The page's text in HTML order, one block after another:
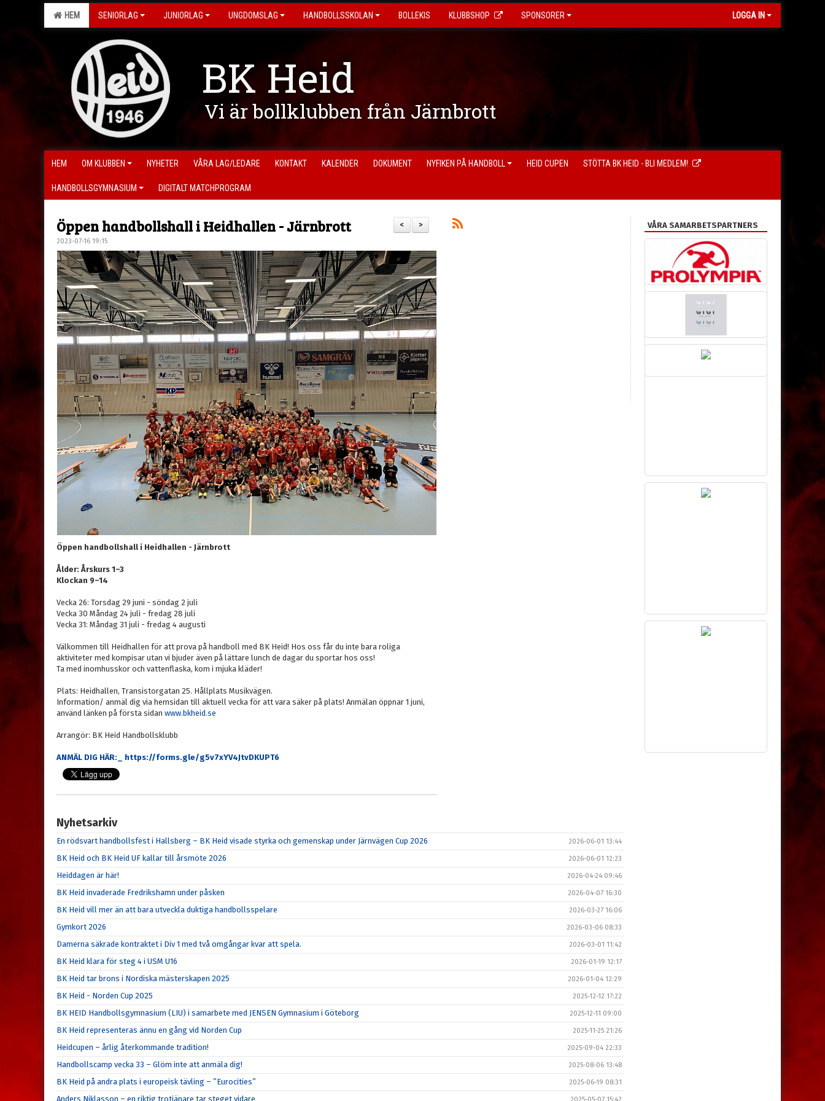
HEM SENIORLAG JUNIORLAG UNGDOMSLAG HANDBOLLSSKOLAN BOLLEKIS KLUBBSHOP SPONSORER LOGGA IN
BK Heid
Vi är bollklubben från Järnbrott
HEM OM KLUBBEN NYHETER VÅRA LAG/LEDARE KONTAKT KALENDER DOKUMENT NYFIKEN PÅ HANDBOLL HEID CUPEN STÖTTA BK HEID - BLI MEDLEM!
HANDBOLLSGYMNASIUM DIGITALT MATCHPROGRAM
>
<
Öppen handbollshall i Heidhallen - Järnbrott
2023-07-16 19:15
Öppen handbollshall i Heidhallen - Järnbrott
Ålder: Årskurs 1–3
Klockan 9–14
Vecka 26: Torsdag 29 juni - söndag 2 juli
Vecka 30 Måndag 24 juli - fredag 28 juli
Vecka 31: Måndag 31 juli - fredag 4 augusti
Välkommen till Heidhallen för att prova på handboll med BK Heid! Hos oss får du inte bara roliga
aktiviteter med kompisar utan vi bjuder även på lättare lunch de dagar du sportar hos oss!
Ta med inomhusskor och vattenflaska, kom i mjuka kläder!
Plats: Heidhallen, Transistorgatan 25. Hållplats Musikvägen.
Information/ anmäl dig via hemsidan till aktuell vecka för att vara säker på plats! Anmälan öppnar 1 juni,
använd länken på första sidan www.bkheid.se
Arrangör: BK Heid Handbollsklubb
ANMÄL DIG HÄR:_ https://forms.gle/g5v7xYV4JtvDKUPT6
Nyhetsarkiv
En rödsvart handbollsfest i Hallsberg – BK Heid visade styrka och gemenskap under Järnvägen Cup 2026 2026-06-01 13:44
BK Heid och BK Heid UF kallar till årsmöte 2026 2026-06-01 12:23
Heiddagen är här! 2026-04-24 09:46
BK Heid invaderade Fredrikshamn under påsken 2026-04-07 16:30
BK Heid vill mer än att bara utveckla duktiga handbollsspelare 2026-03-27 16:06
Gymkort 2026 2026-03-06 08:33
Damerna säkrade kontraktet i Div 1 med två omgångar kvar att spela. 2026-03-01 11:42
BK Heid klara för steg 4 i USM U16 2026-01-19 12:17
BK Heid tar brons i Nordiska mästerskapen 2025 2026-01-04 12:29
BK Heid - Norden Cup 2025 2025-12-12 17:22
BK HEID Handbollsgymnasium (LIU) i samarbete med JENSEN Gymnasium i Göteborg 2025-12-11 09:00
BK Heid representeras ännu en gång vid Norden Cup 2025-11-25 21:26
Heidcupen – årlig återkommande tradition! 2025-09-04 22:33
Handbollscamp vecka 33 – Glöm inte att anmäla dig! 2025-08-06 13:48
BK Heid på andra plats i europeisk tävling – ”Eurocities” 2025-06-19 08:31
Anders Niklasson – en riktig trotjänare tar steget vidare
VÅRA SAMARBETSPARTNERS